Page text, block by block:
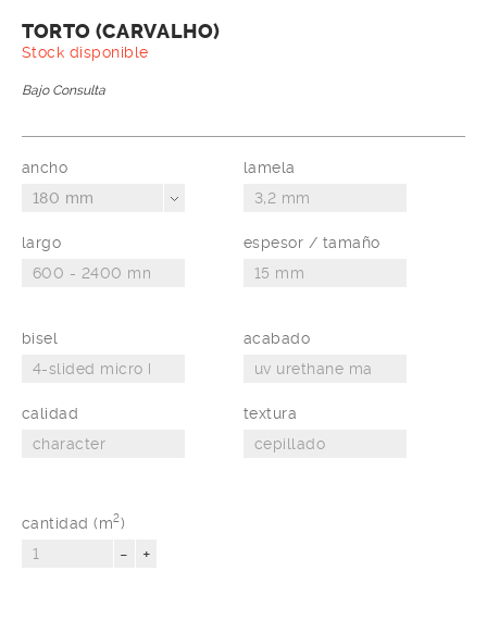
TORTO (CARVALHO)
Stock disponible
Bajo Consulta
ancho
180 mm
lamela
largo espesor / tamaño
bisel acabado
calidad textura
cantidad (m2)
- +